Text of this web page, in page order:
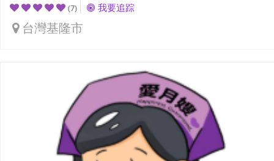
(7) 我要追踪
台灣基隆市